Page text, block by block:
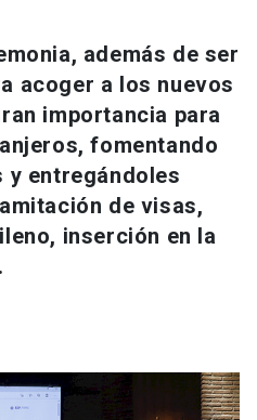
keyboard_arrow_down
launch
además de ser
acoger a los nuevos
importancia para
fomentando
y entregándoles
de visas,
inserción en la